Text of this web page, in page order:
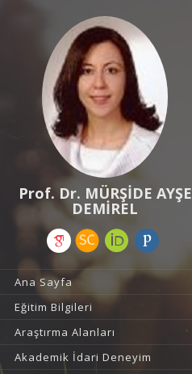
Prof. Dr. MÜRŞİDE AYŞE
DEMİREL
Ana Sayfa
Eğitim Bilgileri
Araştırma Alanları
Akademik İdari Deneyim